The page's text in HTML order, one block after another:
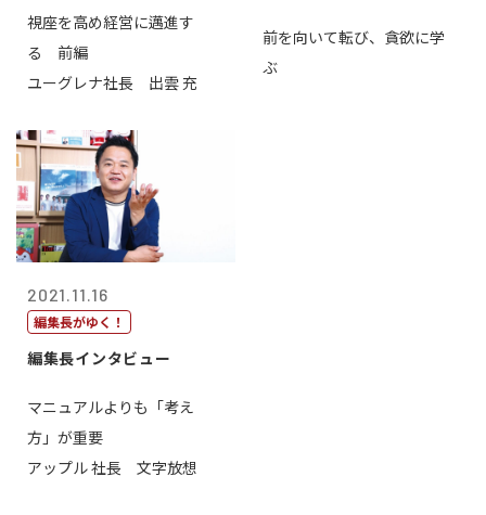
視座を高め経営に邁進す
る 前編
ユーグレナ社長 出雲 充
前を向いて転び、貪欲に学
ぶ
2021.11.16
編集長がゆく！
編集長インタビュー
マニュアルよりも「考え
方」が重要
アップル 社長 文字放想